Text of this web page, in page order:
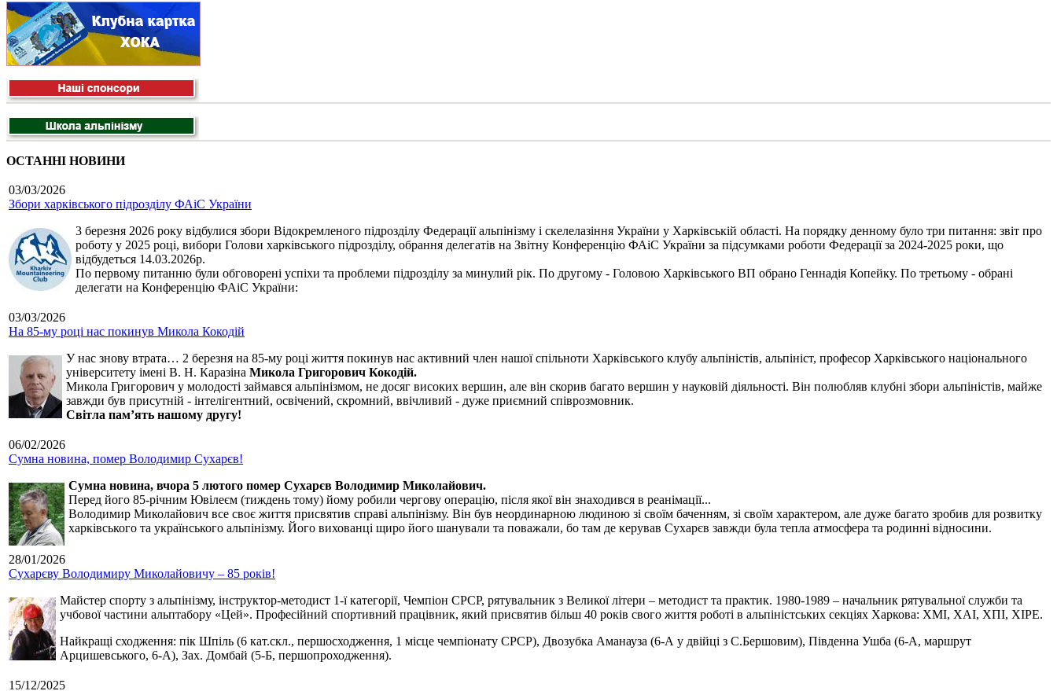
ОСТАННІ НОВИНИ
03/03/2026
Збори харківського підрозділу ФАіС України
3 березня 2026 року відбулися збори Відокремленого підрозділу Федерації альпінізму і скелелазіння України у Харківській області. На порядку денному було три питання: звіт про
роботу у 2025 році, вибори Голови харківського підрозділу, обрання делегатів на Звітну Конференцію ФАіС України за підсумками роботи Федерації за 2024-2025 роки, що
відбудеться 14.03.2026р.
По первому питанню були обговорені успіхи та проблеми підрозділу за минулий рік. По другому - Головою Харківського ВП обрано Геннадія Копейку. По третьому - обрані
делегати на Конференцію ФАіС України:
03/03/2026
На 85-му році нас покинув Микола Кокодій
У нас знову втрата… 2 березня на 85-му році життя покинув нас активний член нашої спільноти Харківського клубу альпіністів, альпініст, професор Харківського національного
університету імені В. Н. Каразіна Микола Григорович Кокодій.
Микола Григорович у молодості займався альпінізмом, не досяг високих вершин, але він скорив багато вершин у науковій діяльності. Він полюбляв клубні збори альпіністів, майже
завжди був присутній - інтелігентний, освічений, скромний, ввічливий - дуже приємний співрозмовник.
Світла пам’ять нашому другу!
06/02/2026
Сумна новина, помер Володимир Сухарєв!
Сумна новина, вчора 5 лютого помер Сухарєв Володимир Миколайович.
Перед його 85-річним Ювілеєм (тиждень тому) йому робили чергову операцію, після якої він знаходився в реанімації...
Володимир Миколайович все своє життя присвятив справі альпінізму. Він був неординарною людиною зі своїм баченням, зі своїм характером, але дуже багато зробив для розвитку
харківського та українського альпінізму. Його вихованці щиро його шанували та поважали, бо там де керував Сухарєв завжди була тепла атмосфера та родинні відносини.
28/01/2026
Сухарєву Володимиру Миколайовичу – 85 років!
Майстер спорту з альпінізму, інструктор-методист 1-ї категорії, Чемпіон СРСР, рятувальник з Великої літери – методист та практик. 1980-1989 – начальник рятувальної служби та
учбової частини альптабору «Цей». Професійний спортивний працівник, який присвятив більш 40 років свого життя роботі в альпіністських секціях Харкова: ХМІ, ХАІ, ХПІ, ХІРЕ.
Найкращі сходження: пік Шпіль (6 кат.скл., першосходження, 1 місце чемпіонату СРСР), Двозубка Аманауза (6-А у двійці з С.Бершовим), Південна Ушба (6-А, маршрут
Арцишевського, 6-А), Зах. Домбай (5-Б, першопроходження).
15/12/2025